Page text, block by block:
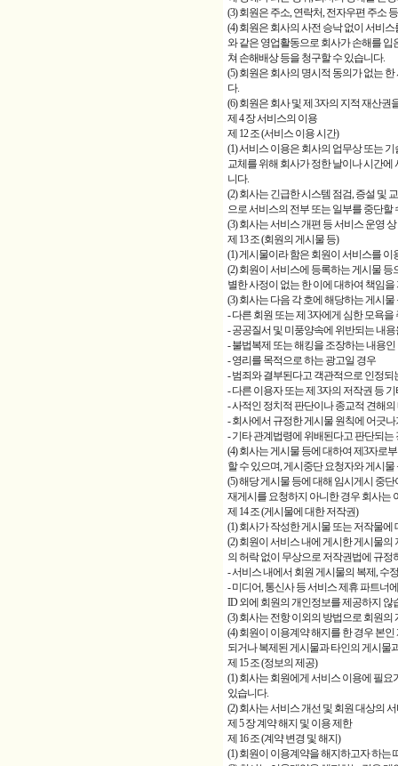
(3) 회원은 주소, 연락처, 전자우편 주소
(4) 회원은 회사의 사전 승낙 없이 서비
와 같은 영업활동으로 회사가 손해를 입
쳐 손해배상 등을 청구할 수 있습니다.
(5) 회원은 회사의 명시적 동의가 없는
다.
(6) 회원은 회사 및 제 3자의 지적 재산
제 4 장 서비스의 이용
제 12 조 (서비스 이용 시간)
(1) 서비스 이용은 회사의 업무상 또는
교체를 위해 회사가 정한 날이나 시간
니다.
(2) 회사는 긴급한 시스템 점검, 증설 및
으로 서비스의 전부 또는 일부를 중단할
(3) 회사는 서비스 개편 등 서비스 운영
제 13 조 (회원의 게시물 등)
(1) 게시물이라 함은 회원이 서비스를
(2) 회원이 서비스에 등록하는 게시물
별한 사정이 없는 한 이에 대하여 책임을
(3) 회사는 다음 각 호에 해당하는 게시
- 다른 회원 또는 제 3자에게 심한 모욕
- 공공질서 및 미풍양속에 위반되는 내
- 불법복제 또는 해킹을 조장하는 내용인
- 영리를 목적으로 하는 광고일 경우
- 범죄와 결부된다고 객관적으로 인정되
- 다른 이용자 또는 제 3자의 저작권 등
- 사적인 정치적 판단이나 종교적 견해
- 회사에서 규정한 게시물 원칙에 어긋
- 기타 관계법령에 위배된다고 판단되는
(4) 회사는 게시물 등에 대하여 제3자로
할 수 있으며, 게시중단 요청자와 게시
(5) 해당 게시물 등에 대해 임시게시 중
재게시를 요청하지 아니한 경우 회사는
제 14 조 (게시물에 대한 저작권)
(1) 회사가 작성한 게시물 또는 저작물
(2) 회원이 서비스 내에 게시한 게시물
의 허락 없이 무상으로 저작권법에 규
- 서비스 내에서 회원 게시물의 복제, 수
- 미디어, 통신사 등 서비스 제휴 파트너
ID 외에 회원의 개인정보를 제공하지 않
(3) 회사는 전항 이외의 방법으로 회원
(4) 회원이 이용계약 해지를 한 경우 본
되거나 복제된 게시물과 타인의 게시물
제 15 조 (정보의 제공)
(1) 회사는 회원에게 서비스 이용에 필
있습니다.
(2) 회사는 서비스 개선 및 회원 대상의
제 5 장 계약 해지 및 이용 제한
제 16 조 (계약 변경 및 해지)
(1) 회원이 이용계약을 해지하고자 하는